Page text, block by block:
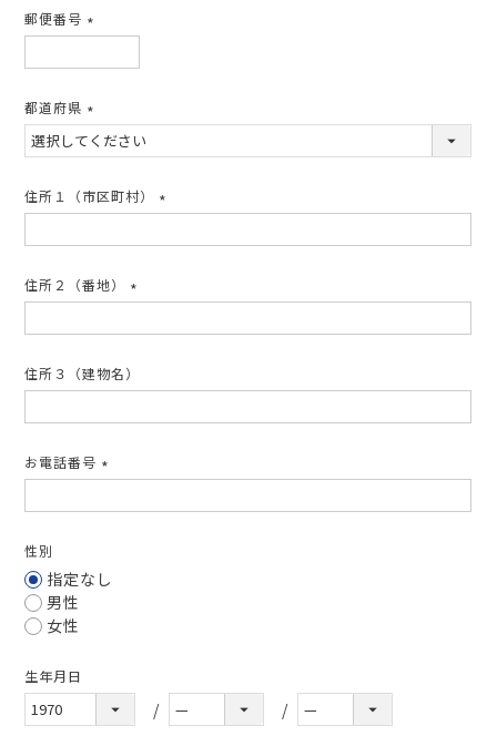
郵便番号
須)
都道府県
(必
須)
住所１（市区町村）
須)
住所２（番地）
須)
住所３（建物名）
お電話番号
須)
性別
指定なし
男性
女性
生年月日